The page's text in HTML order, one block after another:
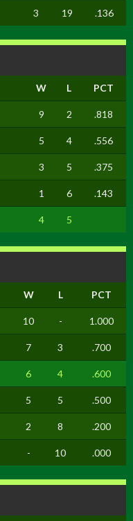
3 19 .136
W L PCT
9 2 .818
5 4 .556
3 5 .375
1 6 .143
4 5
W L PCT
10 - 1.000
7 3 .700
6 4 .600
5 5 .500
2 8 .200
- 10 .000